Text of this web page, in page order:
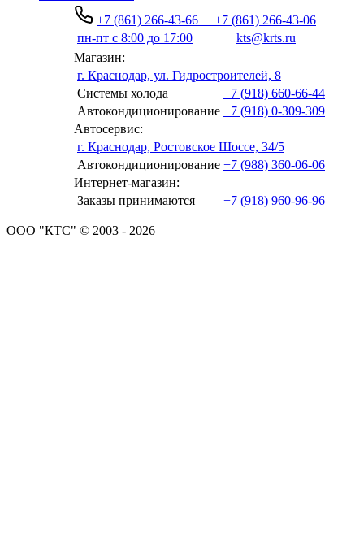
+7 (861) 266-43-66
+7 (861) 266-43-06
пн-пт с 8:00 до 17:00
kts@krts.ru
Магазин:
г. Краснодар, ул. Гидростроителей, 8
Системы холода
+7 (918) 660-66-44
Автокондиционирование +7 (918) 0-309-309
Автосервис:
г. Краснодар, Ростовское Шоссе, 34/5
Автокондиционирование +7 (988) 360-06-06
Интернет-магазин:
Заказы принимаются
+7 (918) 960-96-96
ООО "КТС" © 2003 - 2026